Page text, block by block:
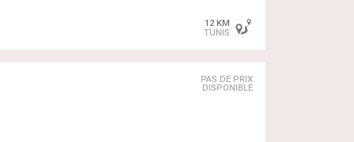
12 KM
TUNIS
PAS DE PRIX
DISPONIBLE